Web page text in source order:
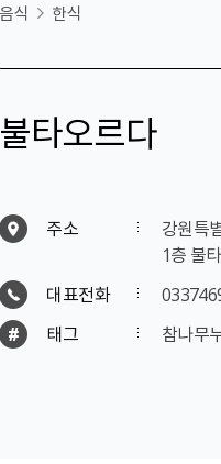
음식 한식
불타오르다
주소
강원특
1층 불
대표전화
태그
참나무